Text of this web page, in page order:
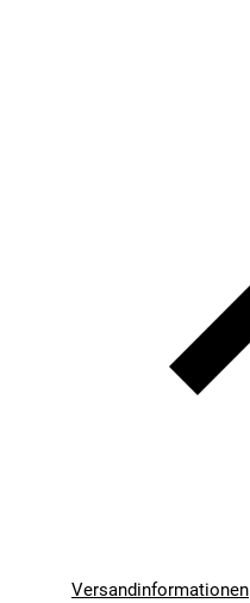
Versandinformationen